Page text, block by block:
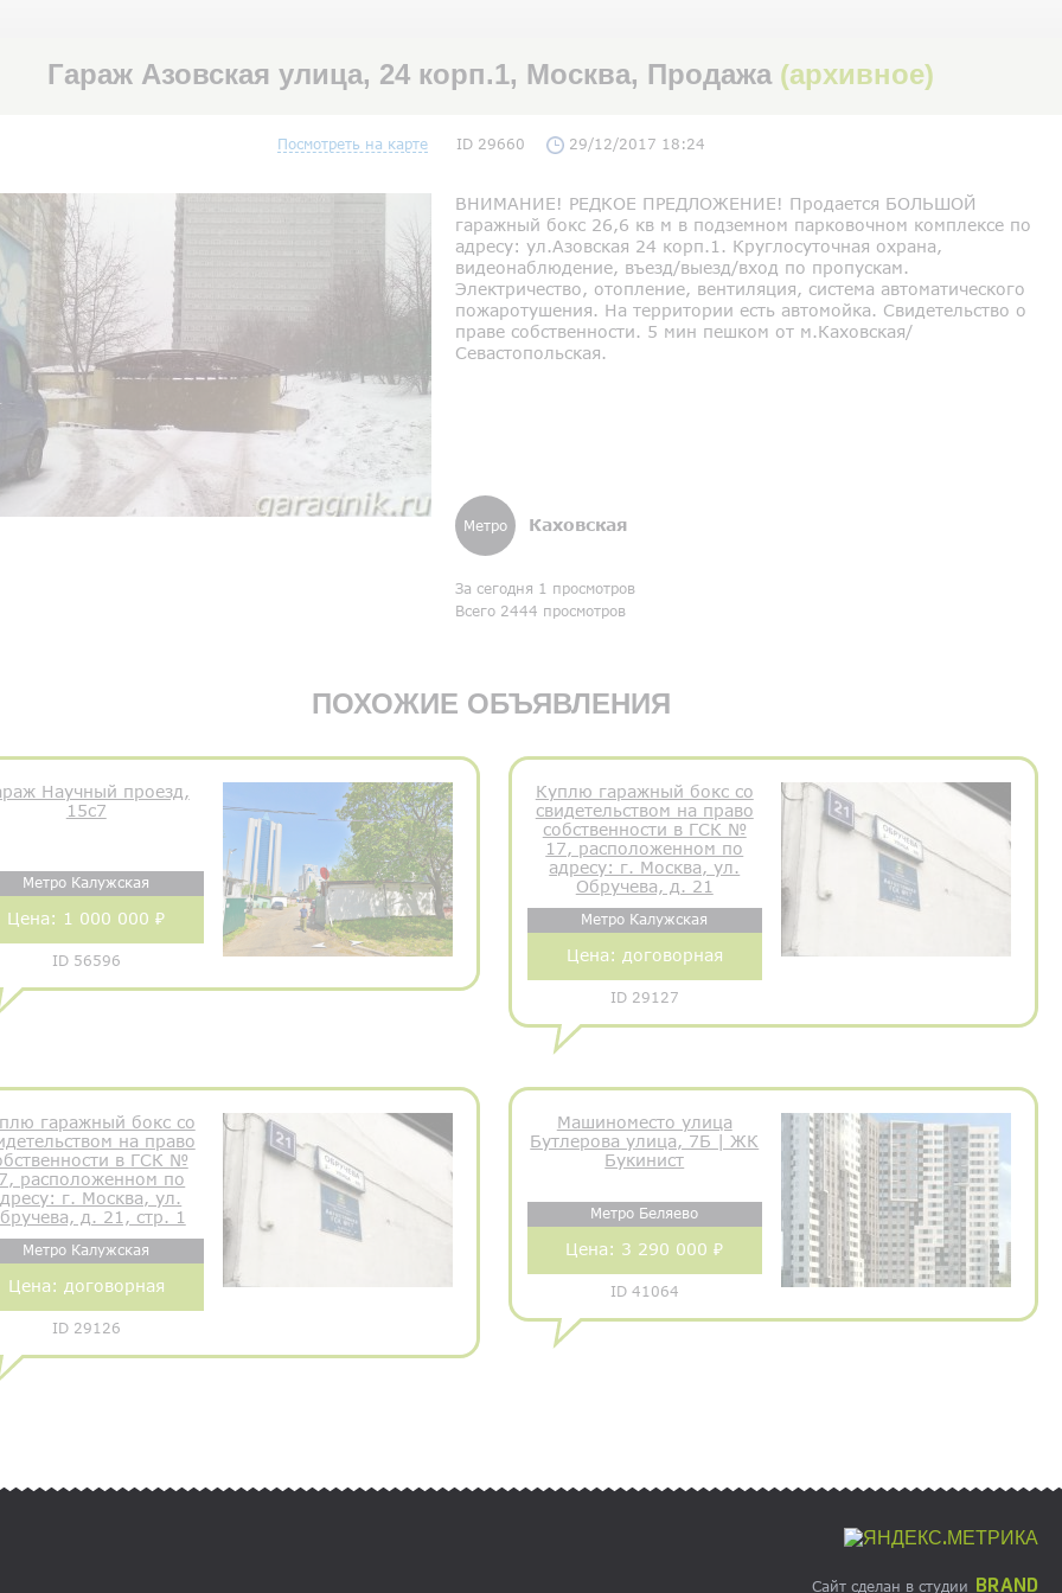
Гараж Азовская улица, 24 корп.1, Москва, Продажа (архивное)
Посмотреть на карте ID 29660 29/12/2017 18:24
ВНИМАНИЕ! РЕДКОЕ ПРЕДЛОЖЕНИЕ! Продается БОЛЬШОЙ
гаражный бокс 26,6 кв м в подземном парковочном комплексе по
адресу: ул.Азовская 24 корп.1. Круглосуточная охрана,
видеонаблюдение, въезд/выезд/вход по пропускам.
Электричество, отопление, вентиляция, система автоматического
пожаротушения. На территории есть автомойка. Свидетельство о
праве собственности. 5 мин пешком от м.Каховская/
Севастопольская.
Метро Каховская
За сегодня 1 просмотров
Всего 2444 просмотров
ПОХОЖИЕ ОБЪЯВЛЕНИЯ
Научный проезд,
15с7
Метро Калужская
Цена: 1 000 000 ₽
ID 56596
Куплю гаражный бокс со
свидетельством на право
собственности в ГСК №
17, расположенном по
адресу: г. Москва, ул.
Обручева, д. 21
Метро Калужская
Цена: договорная
ID 29127
гаражный бокс со
на право
в ГСК №
расположенном по
г. Москва, ул.
д. 21, стр. 1
Метро Калужская
Цена: договорная
ID 29126
Машиноместо улица
Бутлерова улица, 7Б | ЖК
Букинист
Метро Беляево
Цена: 3 290 000 ₽
ID 41064
Сайт сделан в студии BRAND